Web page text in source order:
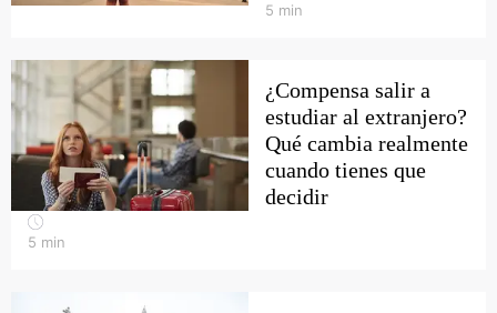
5 min
¿Compensa salir a
estudiar al extranjero?
Qué cambia realmente
cuando tienes que
decidir
5 min